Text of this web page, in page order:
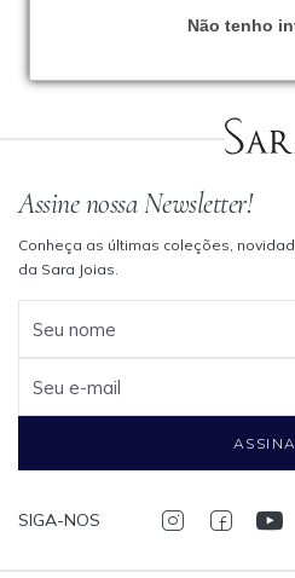
Não tenho
Assine nossa Newsletter!
Conheça as últimas coleções,
da Sara Joias.
Seu nome
Seu e-mail
SIGA-NOS